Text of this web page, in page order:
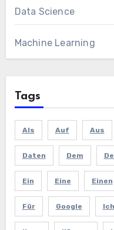
Data Science
Machine Learning
Tags
Als Auf Aus
Daten Dem
Ein Eine Einen
Für Google Ich